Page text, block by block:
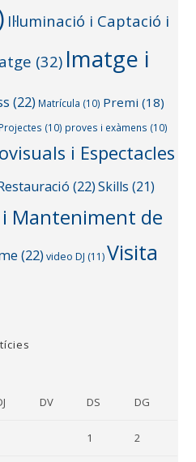
Il·luminació i Captació i
(32) Imatge i
(22) Matrícula (10) Premi (18)
Projectes (10) proves i exàmens (10)
i Espectacles
(22) Skills (21)
Manteniment de
(22) video DJ (11) Visita
DV DS DG
1 2